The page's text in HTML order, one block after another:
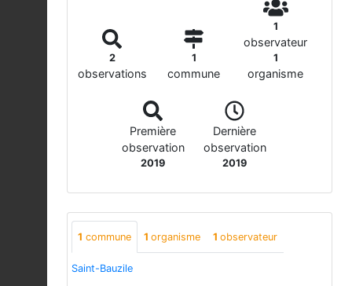
2
observations
1
commune
1
observateur
1
organisme
Première
observation
2019
Dernière
observation
2019
1 commune 1 organisme 1 observateur
Saint-Bauzile